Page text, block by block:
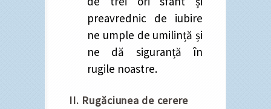
preavrednic de iubire
ne umple de umilință și
ne dă siguranță în
rugile noastre.
II. Rugăciunea de cerere